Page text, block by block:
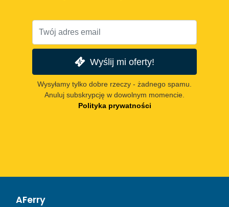
Wyślij mi oferty!
Wysyłamy tylko dobre rzeczy - żadnego spamu.
Anuluj subskrypcję w dowolnym momencie.
Polityka prywatności
AFerry